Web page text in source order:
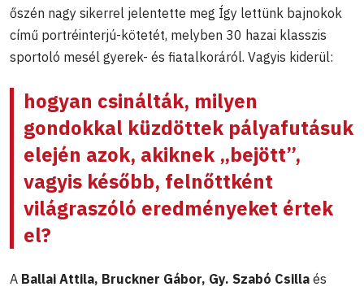
őszén nagy sikerrel jelentette meg Így lettünk bajnokok
című portréinterjú-kötetét, melyben 30 hazai klasszis
sportoló mesél gyerek- és fiatalkoráról. Vagyis kiderül:
hogyan csinálták, milyen
gondokkal küzdöttek pályafutásuk
elején azok, akiknek „bejött”,
vagyis később, felnőttként
világraszóló eredményeket értek
el?
A Ballai Attila, Bruckner Gábor, Gy. Szabó Csilla és